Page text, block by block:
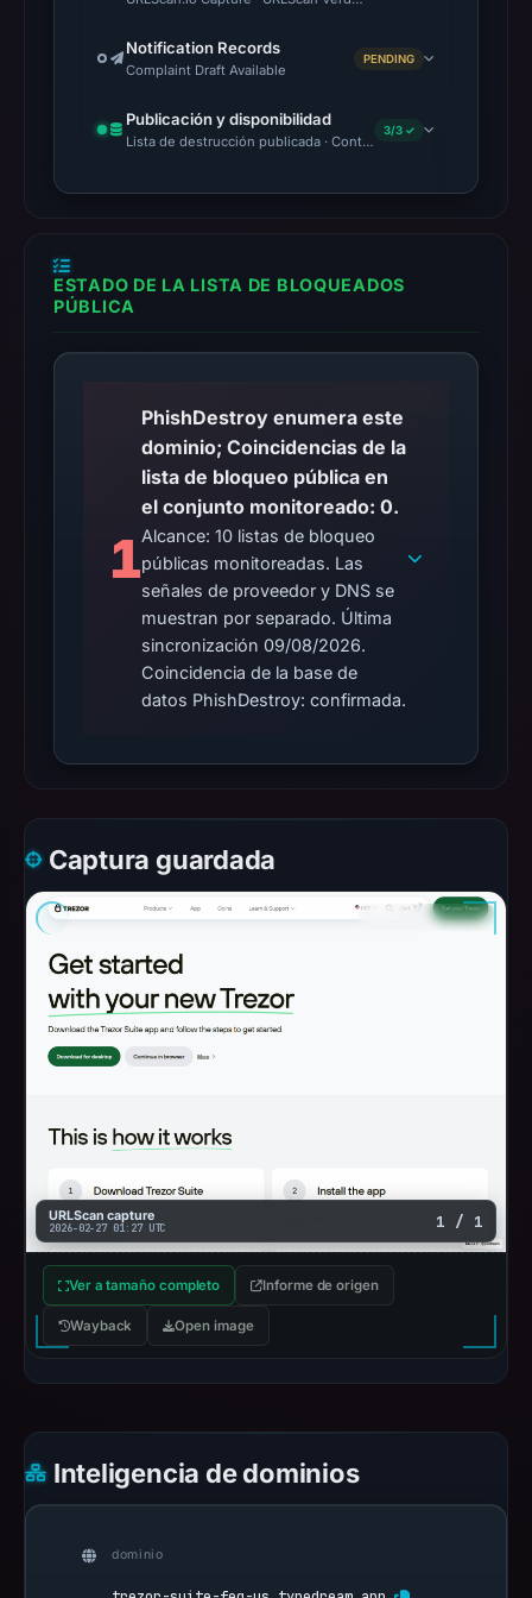
Notification Records
Complaint Draft Available
PENDING
Publicación y disponibilidad
Lista de destrucción publicada · Content Observed
3/3 ✓
ESTADO DE LA LISTA DE BLOQUEADOS
PÚBLICA
1
PhishDestroy enumera este
dominio; Coincidencias de la
lista de bloqueo pública en
el conjunto monitoreado: 0.
Alcance: 10 listas de bloqueo
públicas monitoreadas. Las
señales de proveedor y DNS se
muestran por separado. Última
sincronización 09/08/2026.
Coincidencia de la base de
datos PhishDestroy: confirmada.
Captura guardada
URLScan capture
2026-02-27 01:27 UTC 1 / 1
Ver a tamaño completo Informe de origen
Wayback Open image
Inteligencia de dominios
dominio